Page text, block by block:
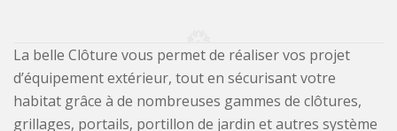
La belle Clôture vous permet de réaliser vos projet
d’équipement extérieur, tout en sécurisant votre
habitat grâce à de nombreuses gammes de clôtures,
grillages, portails, portillon de jardin et autres système